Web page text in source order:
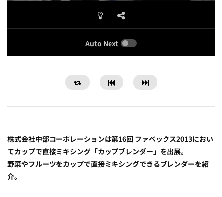
Auto Next
株式会社中部コーポレーションは第16回 ファベックス2013におい
てカップで直接ミキシング「カップブレンダー」を出展。
野菜やフルーツをカップで直接ミキシングできるブレンダーを紹
介。